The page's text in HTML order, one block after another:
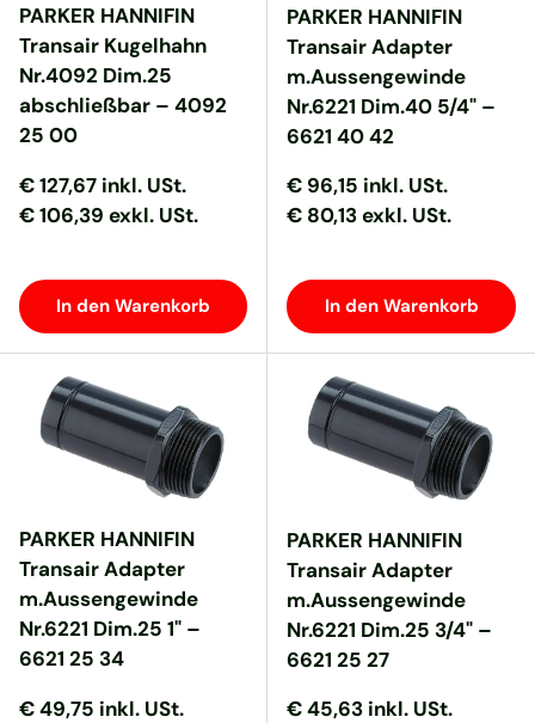
PARKER HANNIFIN
Transair Kugelhahn
Nr.4092 Dim.25
abschließbar – 4092
25 00
Normaler Preis
Normaler Preis
€ 127,67 inkl. USt.
€ 106,39 exkl. USt.
In den Warenkorb
PARKER HANNIFIN
Transair Adapter
m.Aussengewinde
Nr.6221 Dim.40 5/4" –
6621 40 42
Normaler Preis
Normaler Preis
€ 96,15 inkl. USt.
€ 80,13 exkl. USt.
In den Warenkorb
PARKER HANNIFIN
Transair Adapter
m.Aussengewinde
Nr.6221 Dim.25 1" –
6621 25 34
Normaler Preis
Normaler Preis
€ 49,75 inkl. USt.
PARKER HANNIFIN
Transair Adapter
m.Aussengewinde
Nr.6221 Dim.25 3/4" –
6621 25 27
Normaler Preis
Normaler Preis
€ 45,63 inkl. USt.